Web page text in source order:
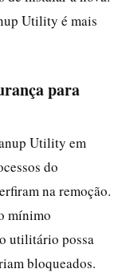
Utility é mais
para
Utility em
do
na remoção.
mínimo
utilitário possa
bloqueados.